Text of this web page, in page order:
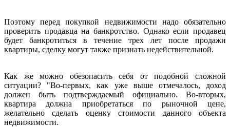
Поэтому перед покупкой недвижимости надо обязательно
проверить продавца на банкротство. Однако если продавец
будет банкротиться в течение трех лет после продажи
квартиры, сделку могут также признать недействительной.
Как же можно обезопасить себя от подобной сложной
ситуации? "Во-первых, как уже выше отмечалось, доход
должен быть подтверждаемый официально. Во-вторых,
квартира должна приобретаться по рыночной цене,
желательно сделать оценку стоимости данного объекта
недвижимости.